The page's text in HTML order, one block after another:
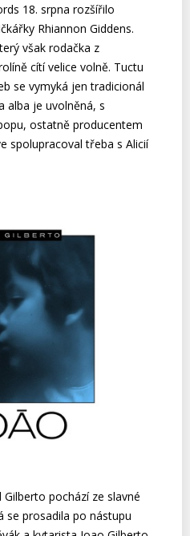
18. srpna rozšířilo
Rhiannon Giddens.
však rodačka z
cítí velice volně. Tuctu
se vymyká jen tradicionál
alba je uvolněná, s
ostatně producentem
spolupracoval třeba s Alicií
pochází ze slavné
se prosadila po nástupu